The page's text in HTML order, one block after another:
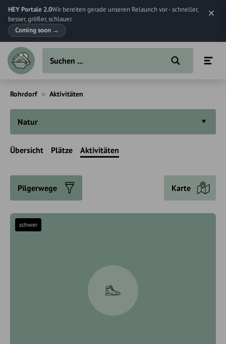
HEY Portale 2.0Wir bereiten gerade unseren Relaunch vor - schneller,
besser, größer, schlauer.
Coming soon →
Rohrdorf Aktivitäten
Natur
Übersicht Plätze Aktivitäten
Pilgerwege Karte
schwer